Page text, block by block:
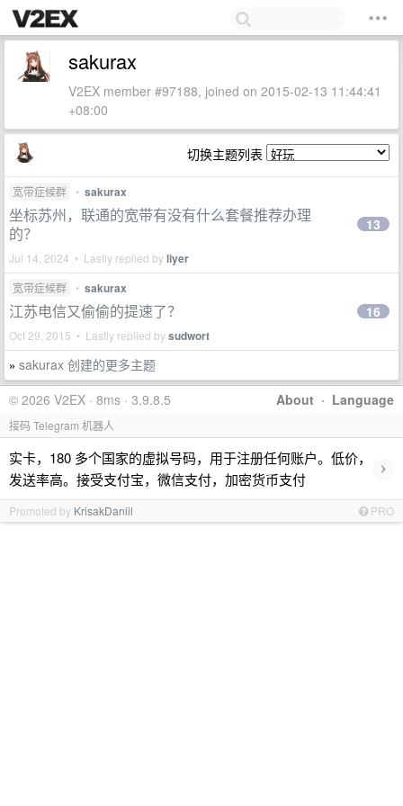
sakurax
V2EX member #97188, joined on 2015-02-13 11:44:41
+08:00
切换主题列表
宽带症候群 • sakurax
坐标苏州，联通的宽带有没有什么套餐推荐办理
的？
Jul 14, 2024 • Lastly replied byliyer
13
宽带症候群 • sakurax
江苏电信又偷偷的提速了？
Oct 29, 2015 • Lastly replied bysudwort
16
» sakurax 创建的更多主题
About · Language
© 2026 V2EX · 8ms · 3.9.8.5
接码 Telegram 机器人
实卡，180 多个国家的虚拟号码，用于注册任何账户。低价，
发送率高。接受支付宝，微信支付，加密货币支付
›
Promoted by KrisakDaniil PRO